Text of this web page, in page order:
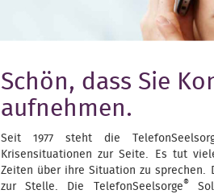
Schön, dass Sie
aufnehmen.
Seit 1977 steht die
Krisensituationen zur Seite. Es tut
Zeiten über ihre Situation zu sprechen.
zur Stelle. Die TelefonSeelsorge®